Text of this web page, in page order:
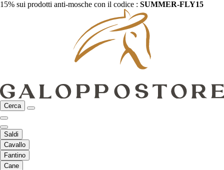
15% sui prodotti anti-mosche con il codice : SUMMER-FLY15
Cerca
Saldi
Cavallo
Fantino
Cane